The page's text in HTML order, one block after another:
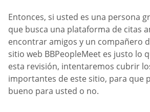
Entonces, si usted es una persona
que busca una plataforma de citas
encontrar amigos y un compañero
sitio web BBPeopleMeet es justo lo
esta revisión, intentaremos cubrir
importantes de este sitio, para que
bueno para usted o no.